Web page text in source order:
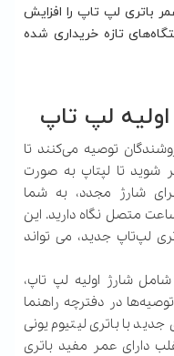
باتری لپ تاپ را افزایش
تازه‌ خریداری ‌شده
لپ تاپ
توصیه می‌کنند تا
شوید تا لپتاپ به‌ صورت
شارژ مجدد، به شما
می‌دهند شارژر را تا 12 ساعت متصل نگاه دارید. این
لپ‌تاپ جدید، می تواند
شارژ اولیه لپ تاپ،
در دفترچه راهنما
جدید با باتری لیتیوم یونی
دارای عمر مفید باتری